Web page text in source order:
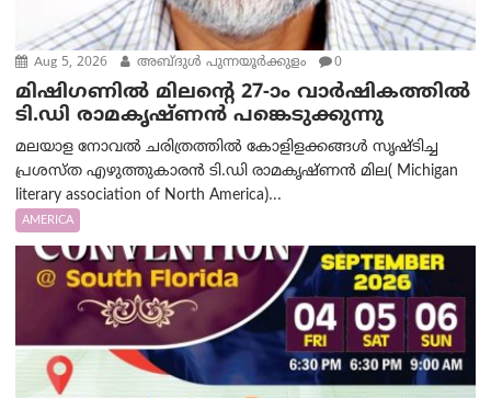
Aug 5, 2026 അബ്ദുൾ പുന്നയൂർക്കുളം 0
മിഷിഗണിൽ മിലന്റെ 27-ാം വാർഷികത്തിൽ
ടി.ഡി രാമകൃഷ്ണൻ പങ്കെടുക്കുന്നു
മലയാള നോവൽ ചരിത്രത്തിൽ കോളിളക്കങ്ങൾ സൃഷ്ടിച്ച
പ്രശസ്‌ത എഴുത്തുകാരൻ ടി.ഡി രാമകൃഷ്ണൻ മില( Michigan
literary association of North America)...
AMERICA